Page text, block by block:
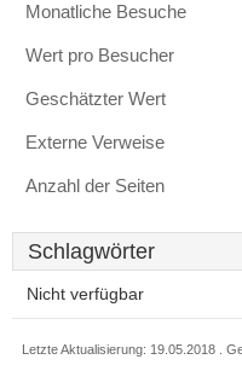
Monatliche Besuche
Wert pro Besucher
Geschätzter Wert
Externe Verweise
Anzahl der Seiten
Schlagwörter
Nicht verfügbar
Letzte Aktualisierung: 19.05.2018 .